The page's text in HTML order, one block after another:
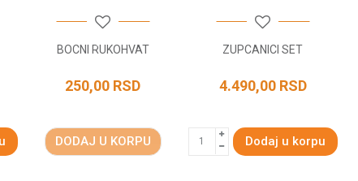
BOCNI RUKOHVAT
250,00 RSD
DODAJ U KORPU
ZUPCANICI SET
4.490,00 RSD
Dodaj u korpu